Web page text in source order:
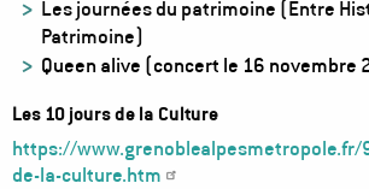
Les journées du patrimoine (Entre
Patrimoine)
Queen alive (concert le 16 novembre
Les 10 jours de la Culture
https://www.grenoblealpesmetropole.fr/
de-la-culture.htm